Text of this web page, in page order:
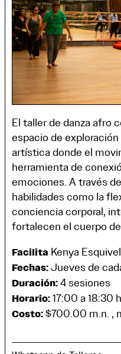
El taller de danza afro
espacio de
artística donde el
herramienta de
emociones. A través
habilidades como la
conciencia corporal,
fortalecen el cuerpo
Facilita Kenya Esquivel
Fechas:Jueves de
Duración:4 sesiones
Horario:17:00 a 18:30 h
Costo:$700.00 m.n. ,